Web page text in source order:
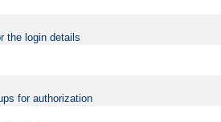
the login details
for authorization